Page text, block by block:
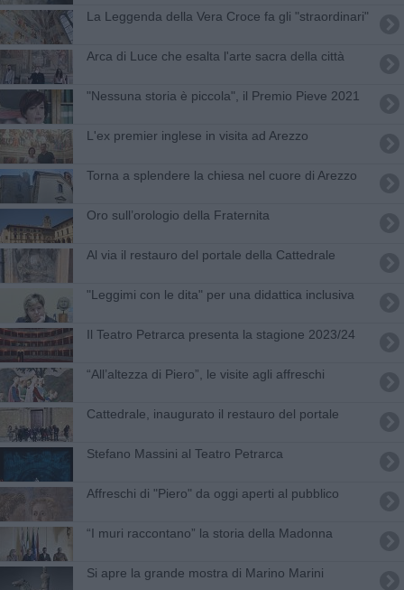
La Leggenda della Vera Croce fa gli "straordinari"
Arca di Luce che esalta l'arte sacra della città
"Nessuna storia è piccola", il Premio Pieve 2021
L'ex premier inglese in visita ad Arezzo
Torna a splendere la chiesa nel cuore di Arezzo
Oro sull’orologio della Fraternita
Al via il restauro del portale della Cattedrale
"Leggimi con le dita" per una didattica inclusiva
Il Teatro Petrarca presenta la stagione 2023/24
“All’altezza di Piero”, le visite agli affreschi
​Cattedrale, inaugurato il restauro del portale
Stefano Massini al Teatro Petrarca
Affreschi di "Piero" da oggi aperti al pubblico
“I muri raccontano” la storia della Madonna
Si apre la grande mostra di Marino Marini